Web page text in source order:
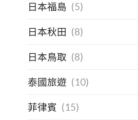
日本福島 (5)
日本秋田 (8)
日本鳥取 (8)
泰國旅遊 (10)
菲律賓 (15)